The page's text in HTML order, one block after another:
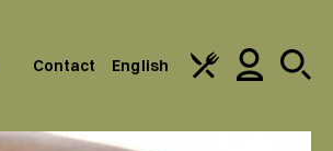
Contact English